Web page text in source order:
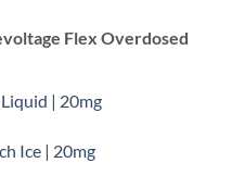
Flex Overdosed
| 20mg
Ice | 20mg